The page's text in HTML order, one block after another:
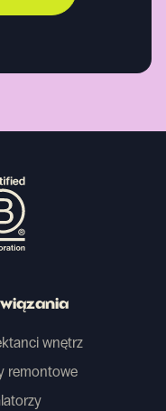
wnętrz
remontowe